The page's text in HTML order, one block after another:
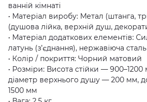
ванній кімнаті
• Матеріал виробу: Метал (штанга,
(душова лійка, верхній душ,
• Матеріал додаткових елементів:
латунь (з’єднання), нержавіюча
• Колір / покриття: Чорний матовий
• Розміри: Висота стійки —
діаметр верхнього душу — 200 мм,
1500 мм